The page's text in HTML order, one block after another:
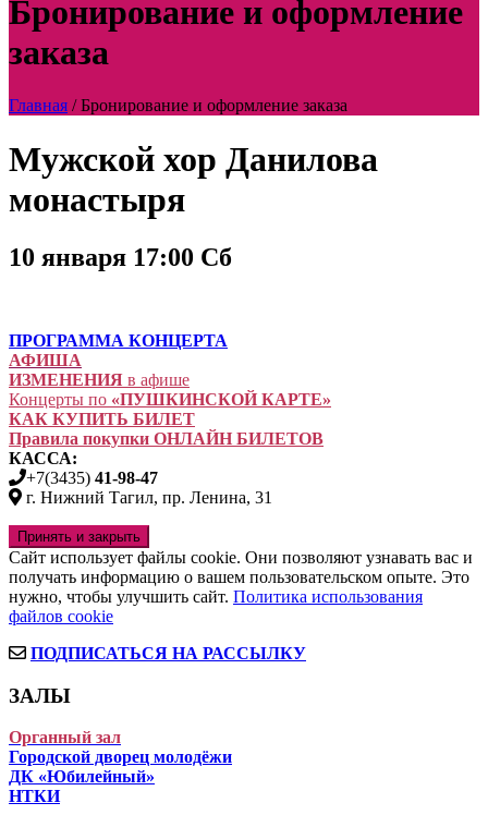
Бронирование и оформление
заказа
Главная /Бронирование и оформление заказа
Мужской хор Данилова
монастыря
10 января 17:00 Сб
ПРОГРАММА КОНЦЕРТА
АФИША
ИЗМЕНЕНИЯ в афише
Концерты по «ПУШКИНСКОЙ КАРТЕ»
КАК КУПИТЬ БИЛЕТ
Правила покупки ОНЛАЙН БИЛЕТОВ
КАССА:
+7(3435) 41-98-47
г. Нижний Тагил, пр. Ленина, 31
Сайт использует файлы cookie. Они позволяют узнавать вас и
получать информацию о вашем пользовательском опыте. Это
нужно, чтобы улучшить сайт. Политика использования
файлов cookie
ПОДПИСАТЬСЯ НА РАССЫЛКУ
ЗАЛЫ
Органный зал
Городской дворец молодёжи
ДК «Юбилейный»
НТКИ